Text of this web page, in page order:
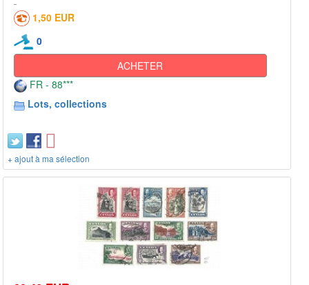
1,50 EUR
0
ACHETER
FR - 88***
Lots, collections
+ ajout à ma sélection